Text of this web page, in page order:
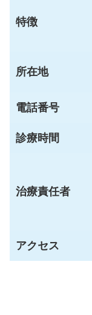
特徴
所在地
電話番号
診療時間
治療責任者
アクセス